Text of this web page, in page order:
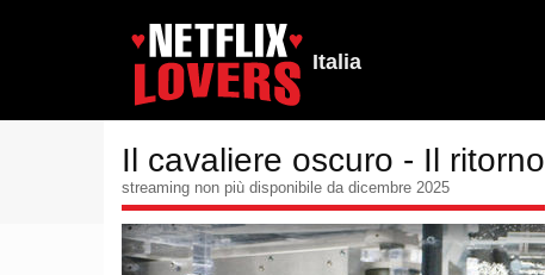
Italia
Il cavaliere oscuro - Il ritorno
streaming non più disponibile da dicembre 2025